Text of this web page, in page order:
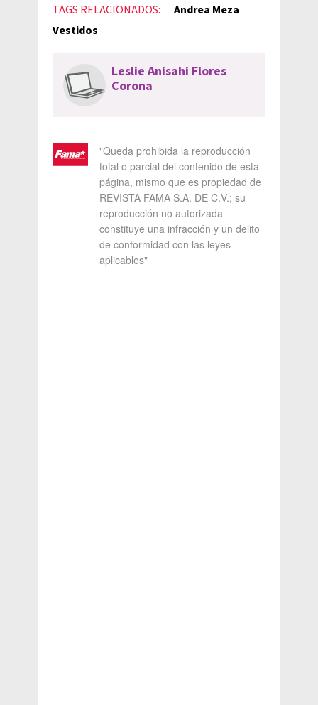
TAGS RELACIONADOS:
Andrea Meza
Vestidos
Leslie Anisahi Flores
Corona
"Queda prohibida la reproducción
total o parcial del contenido de esta
página, mismo que es propiedad de
REVISTA FAMA S.A. DE C.V.; su
reproducción no autorizada
constituye una infracción y un delito
de conformidad con las leyes
aplicables"